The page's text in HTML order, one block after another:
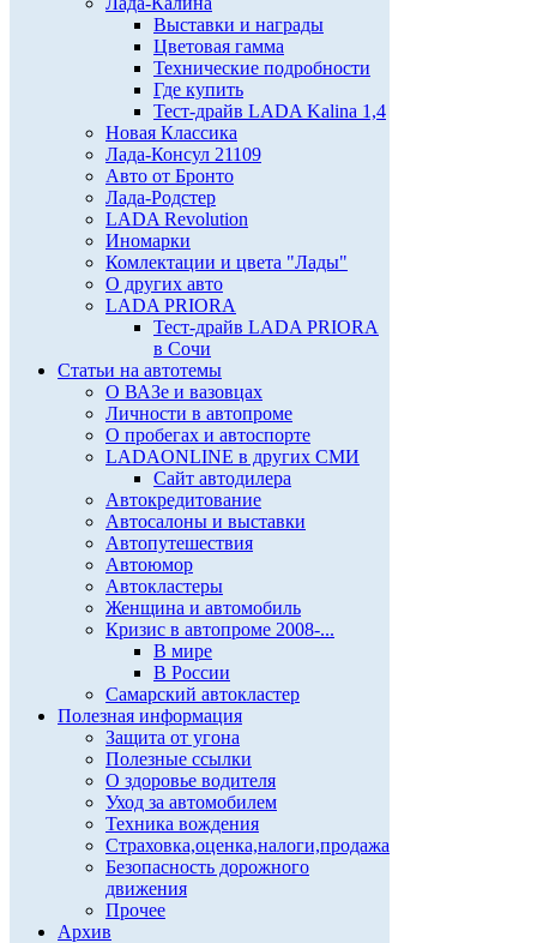
Выставки и награды
Цветовая гамма
Технические подробности
Где купить
Тест-драйв LADA Kalina 1,4
Новая Классика
Лада-Консул 21109
Авто от Бронто
Лада-Родстер
LADA Revolution
Иномарки
Комлектации и цвета "Лады"
О других авто
LADA PRIORA
Тест-драйв LADA PRIORA
в Сочи
Статьи на автотемы
О ВАЗе и вазовцах
Личности в автопроме
О пробегах и автоспорте
LADAONLINE в других СМИ
Сайт автодилера
Автокредитование
Автосалоны и выставки
Автопутешествия
Автоюмор
Автокластеры
Женщина и автомобиль
Кризис в автопроме 2008-...
В мире
В России
Самарский автокластер
Полезная информация
Защита от угона
Полезные ссылки
О здоровье водителя
Уход за автомобилем
Техника вождения
Страховка,оценка,налоги,продажа
Безопасность дорожного
движения
Прочее
Архив